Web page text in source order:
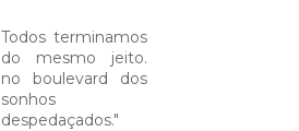
Todos terminamos
do mesmo jeito.
no boulevard dos
sonhos
despedaçados."